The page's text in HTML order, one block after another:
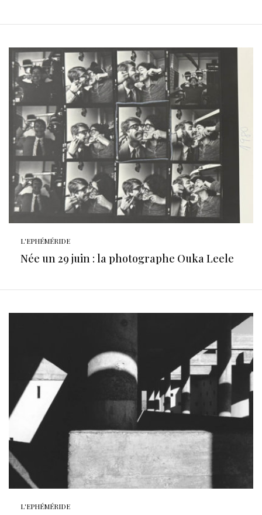
L'EPHÉMÉRIDE
Née un 29 juin : la photographe Ouka Leele
L'EPHÉMÉRIDE